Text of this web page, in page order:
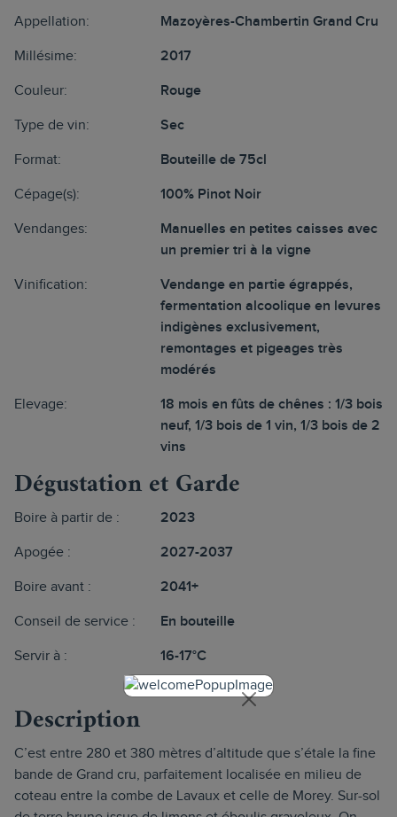
Appellation: Mazoyères-Chambertin Grand Cru
Millésime: 2017
Couleur: Rouge
Type de vin: Sec
Format: Bouteille de 75cl
Cépage(s): 100% Pinot Noir
Vendanges:
Manuelles en petites caisses avec
un premier tri à la vigne
Vinification:
Vendange en partie égrappés,
fermentation alcoolique en levures
indigènes exclusivement,
remontages et pigeages très
modérés
Elevage:
18 mois en fûts de chênes : 1/3 bois
neuf, 1/3 bois de 1 vin, 1/3 bois de 2
vins
Dégustation et Garde
Boire à partir de : 2023
Apogée : 2027-2037
Boire avant : 2041+
Conseil de service : En bouteille
Servir à : 16-17°C
Description
C’est entre 280 et 380 mètres d’altitude que s’étale la fine
bande de Grand cru, parfaitement localisée en milieu de
coteau entre la combe de Lavaux et celle de Morey. Sur-sol